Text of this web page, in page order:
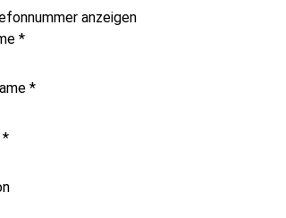
anzeigen
*
*
*